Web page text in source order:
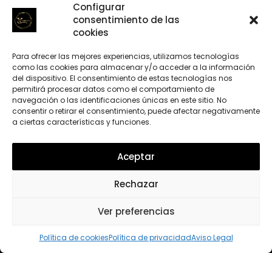
Configurar
consentimiento de las
cookies
Para ofrecer las mejores experiencias, utilizamos tecnologías
como las cookies para almacenar y/o acceder a la información
del dispositivo. El consentimiento de estas tecnologías nos
permitirá procesar datos como el comportamiento de
navegación o las identificaciones únicas en este sitio. No
consentir o retirar el consentimiento, puede afectar negativamente
a ciertas características y funciones.
Aceptar
Rechazar
Ver preferencias
Política de cookiesPolítica de privacidadAviso Legal
|